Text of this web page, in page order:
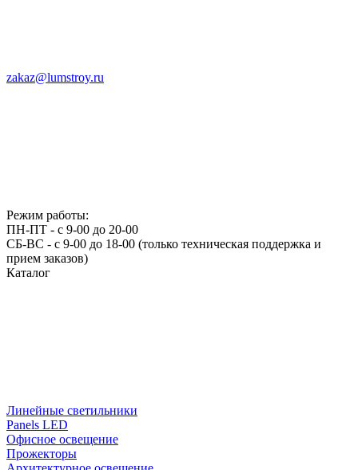
zakaz@lumstroy.ru
Режим работы:
ПН-ПТ - с 9-00 до 20-00
СБ-ВС - с 9-00 до 18-00 (только техническая поддержка и
прием заказов)
Каталог
Линейные светильники
Panels LED
Офисное освещение
Прожекторы